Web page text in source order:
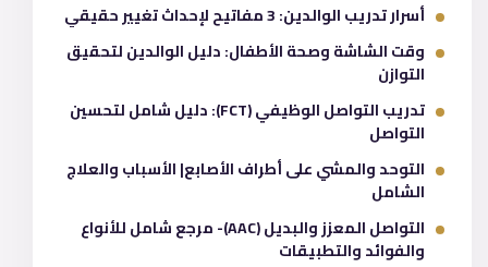
أسرار تدريب الوالدين: 3 مفاتيح لإحداث تغيير حقيقي
وقت الشاشة وصحة الأطفال: دليل الوالدين لتحقيق
التوازن
تدريب التواصل الوظيفي (FCT): دليل شامل لتحسين
التواصل
التوحد والمشي على أطراف الأصابع| الأسباب والعلاج
الشامل
التواصل المعزز والبديل (AAC)- مرجع شامل للأنواع
والفوائد والتطبيقات